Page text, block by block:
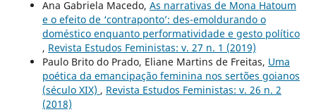
Ana Gabriela Macedo, As narrativas de Mona Hatoum
e o efeito de ‘contraponto’: des-emoldurando o
doméstico enquanto performatividade e gesto político
, Revista Estudos Feministas: v. 27 n. 1 (2019)
Paulo Brito do Prado, Eliane Martins de Freitas, Uma
poética da emancipação feminina nos sertões goianos
(século XIX) , Revista Estudos Feministas: v. 26 n. 2
(2018)